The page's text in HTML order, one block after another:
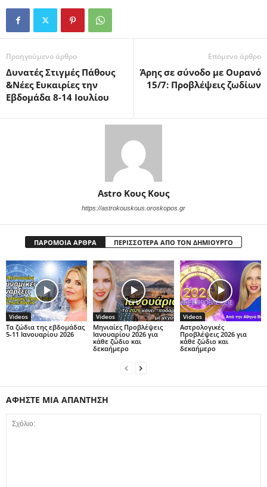
Προηγούμενο άρθρο
Δυνατές Στιγμές Πάθους
&Νέες Ευκαιρίες την
Εβδομάδα 8-14 Ιουλίου
Επόμενο άρθρο
Άρης σε σύνοδο με Ουρανό
15/7: Προβλέψεις ζωδίων
Astro Κους Κους
https://astrokouskous.oroskopos.gr
ΠΑΡΟΜΟΙΑ ΑΡΘΡΑ ΠΕΡΙΣΣΟΤΕΡΑ ΑΠΟ ΤΟΝ ΔΗΜΙΟΥΡΓΟ
Videos
Τα ζώδια της εβδομάδας
5-11 Ιανουαρίου 2026
Videos
Μηνιαίες Προβλέψεις
Ιανουαρίου 2026 για
κάθε ζώδιο και
δεκαήμερο
Videos
Αστρολογικές
Προβλέψεις 2026 για
κάθε ζώδιο και
δεκαήμερο
ΑΦΗΣΤΕ ΜΙΑ ΑΠΑΝΤΗΣΗ